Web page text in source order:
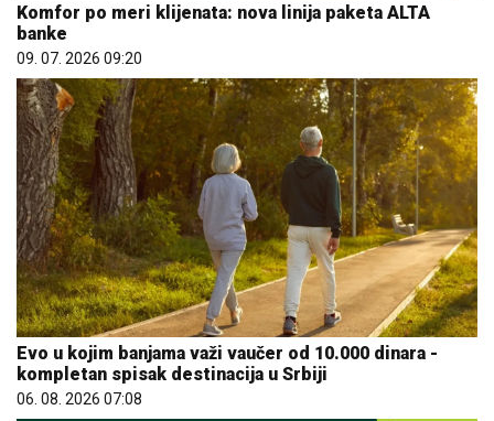
Komfor po meri klijenata: nova linija paketa ALTA
banke
09. 07. 2026 09:20
Evo u kojim banjama važi vaučer od 10.000 dinara -
kompletan spisak destinacija u Srbiji
06. 08. 2026 07:08